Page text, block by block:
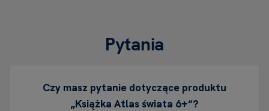
Pytania
Czy masz pytanie dotyczące produktu
„Książka Atlas świata 6+“?